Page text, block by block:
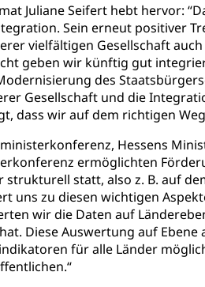
Juliane Seifert hebt hervor:
Sein erneut positiver
vielfältigen Gesellschaft
geben wir künftig gut
des
Gesellschaft und die
dass wir auf dem richtigen
Hessens
ermöglichten
statt, also z. B. auf
zu diesen wichtigen
wir die Daten auf
Diese Auswertung auf
für alle Länder